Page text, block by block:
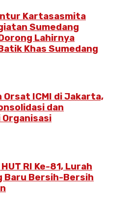
Kartasasmita
Sumedang
Lahirnya
Khas Sumedang
Orsat ICMI di Jakarta,
dan
RI Ke-81, Lurah
Baru Bersih-Bersih